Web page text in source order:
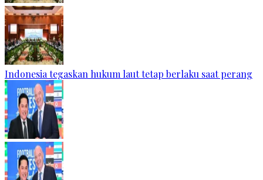
Indonesia tegaskan hukum laut tetap berlaku saat perang